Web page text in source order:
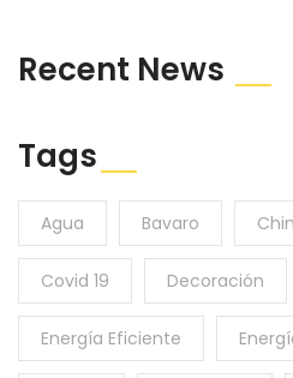
Recent News
Tags
Agua Bavaro
Covid 19 Decoración
Energía Eficiente